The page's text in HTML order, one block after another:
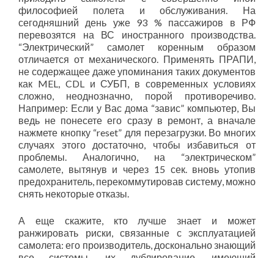
философией полета и обслуживания. На
сегодняшний день уже 93 % пассажиров в РФ
перевозятся на ВС иностранного производства.
“Электрический” самолет коренным образом
отличается от механического. Применять ПРАПИ,
не содержащее даже упоминания таких документов
как MEL, CDL и СУБП, в современных условиях
сложно, неоднозначно, порой противоречиво.
Например: Если у Вас дома “завис” компьютер, Вы
ведь не понесете его сразу в ремонт, а вначале
нажмете кнопку “reset” для перезагрузки. Во многих
случаях этого достаточно, чтобы избавиться от
проблемы. Аналогично, на “электрическом”
самолете, вытянув и через 15 сек. вновь утопив
предохранитель, перекоммутировав систему, можно
снять некоторые отказы.
А еще скажите, кто лучше знает и может
ранжировать риски, связанные с эксплуатацией
самолета: его производитель, досконально знающий